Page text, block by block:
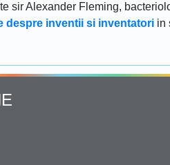
sir Alexander Fleming,
despre inventii si inventatori in